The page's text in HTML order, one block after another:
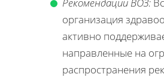
организация
активно
направленные на
распространения